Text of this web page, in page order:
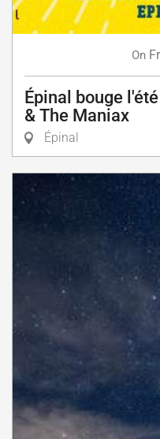
On
Épinal bouge
& The Maniax
Épinal